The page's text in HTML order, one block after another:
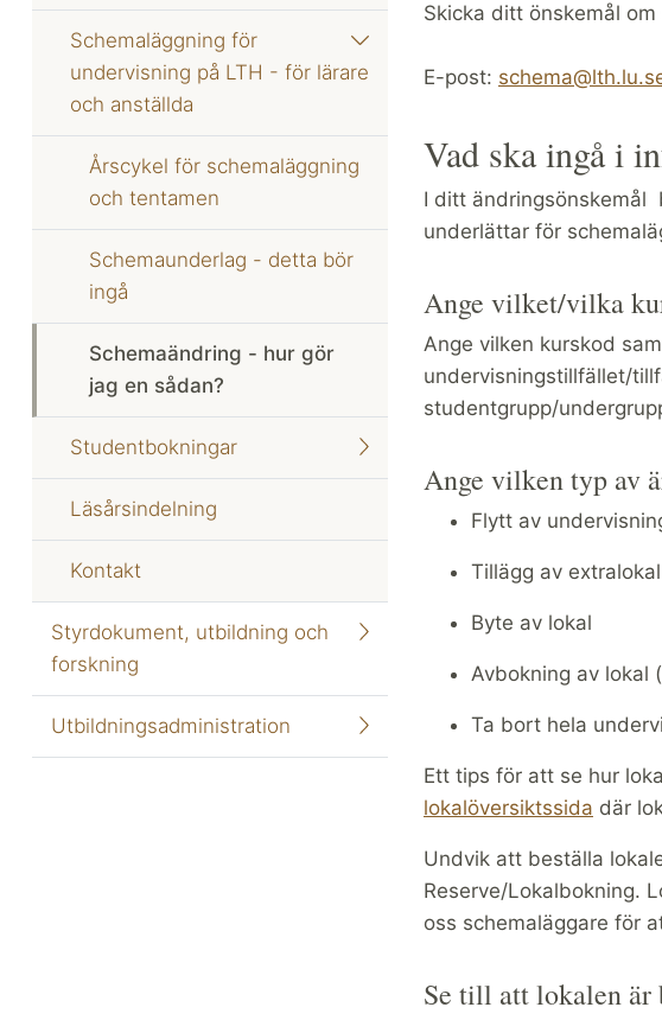
Schemaläggning för
undervisning på LTH - för lärare
och anställda
Årscykel för schemaläggning
och tentamen
Schemaunderlag - detta bör
ingå
Schemaändring - hur gör
jag en sådan?
Studentbokningar
Läsårsindelning
Kontakt
Styrdokument, utbildning och
forskning
Utbildningsadministration
Skicka ditt önskemål
E-post:
Vad ska ingå i
I ditt ändringsönskemål
underlättar för
Ange vilket/vilka
Ange vilken kurskod
undervisningstillfället/
studentgrupp/
Ange vilken typ av
Flytt av
Tillägg av extralokal
Byte av lokal
Avbokning av lokal
Ta bort hela
Ett tips för att se hur
lokalöversiktssida där
Undvik att beställa
Reserve/Lokalbokning.
oss schemaläggare för
Se till att lokalen är